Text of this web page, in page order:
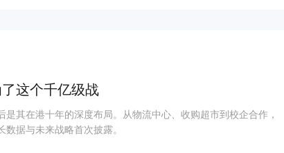
这个千亿级战
其在港十年的深度布局。从物流中心、收购超市到校企合作，
据与未来战略首次披露。